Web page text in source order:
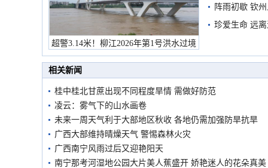
超警3.14米！柳江2026年第1号洪水过境
市民在堤岸见证汛况
阵雨初歇 钦
珍爱生命 远
相关新闻
桂中桂北甘蔗出现不同程度旱情 需做好防范
凌云：雾气下的山水画卷
未来一周天气利于大部地区秋收 各地仍需加强防旱抗旱
广西大部维持晴燥天气 警惕森林火灾
广西南宁风雨过后又迎艳阳天
南宁那考河湿地公园大片美人蕉盛开 娇艳迷人的花朵真美